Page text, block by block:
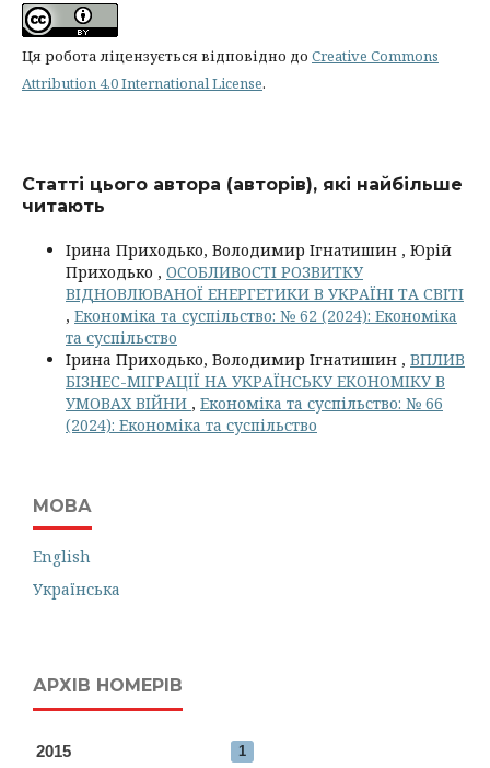
Ця робота ліцензується відповідно до Creative Commons
Attribution 4.0 International License.
Статті цього автора (авторів), які найбільше
читають
Ірина Приходько, Володимир Ігнатишин , Юрій
Приходько , ОСОБЛИВОСТІ РОЗВИТКУ
ВІДНОВЛЮВАНОЇ ЕНЕРГЕТИКИ В УКРАЇНІ ТА СВІТІ
, Економіка та суспільство: № 62 (2024): Економіка
та суспільство
Ірина Приходько, Володимир Ігнатишин , ВПЛИВ
БІЗНЕС-МІГРАЦІЇ НА УКРАЇНСЬКУ ЕКОНОМІКУ В
УМОВАХ ВІЙНИ , Економіка та суспільство: № 66
(2024): Економіка та суспільство
МОВА
English
Українська
АРХІВ НОМЕРІВ
2015 1